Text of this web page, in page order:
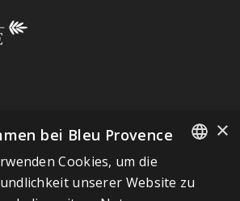
FRENCH
×
bei Bleu Provence
Cookies, um die
unserer Website zu